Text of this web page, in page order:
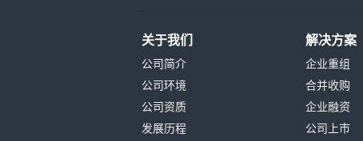
关于我们
公司简介
公司环境
公司资质
发展历程
解决方案
企业重组
合并收购
企业融资
公司上市